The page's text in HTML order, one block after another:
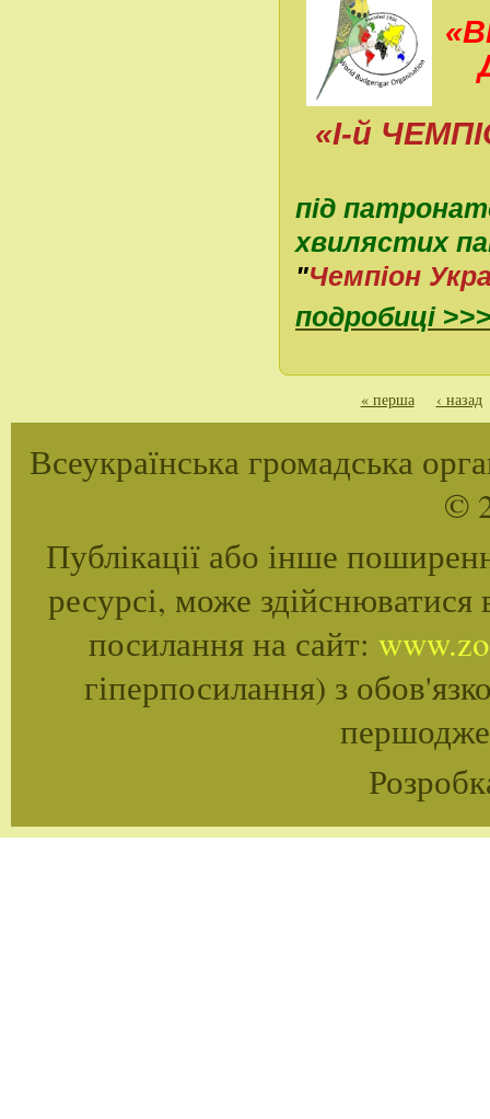
«І-й
під
хвилястих
"Чемпіон
подробиці
Сторінки« перша ‹ назад
Всеукраїнська громадська
©
Публікації або інше
ресурсі, може
посилання на сайт:
гіперпосилання) з